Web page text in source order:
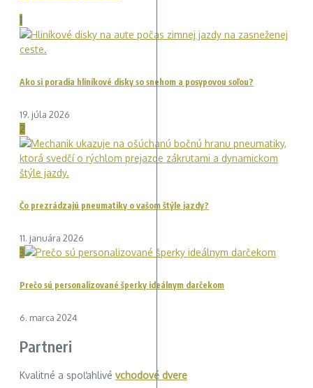
1
Ako si poradia hliníkové disky so snehom a posypovou soľou?
19. júla 2026
2
Čo prezrádzajú pneumatiky o vašom štýle jazdy?
11. januára 2026
3
Prečo sú personalizované šperky ideálnym darčekom
6. marca 2024
Partneri
Kvalitné a spoľahlivé vchodové dvere